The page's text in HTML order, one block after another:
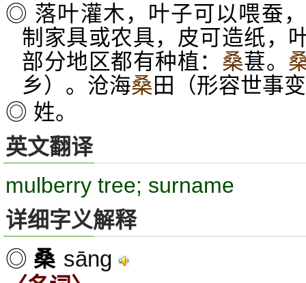
◎ 落叶灌木，叶子可以喂蚕
制家具或农具，皮可造纸，
部分地区都有种植： 桑葚。
乡）。沧海桑田（形容世事
◎ 姓。
英文翻译
mulberry tree; surname
详细字义解释
◎ 桑 sāng